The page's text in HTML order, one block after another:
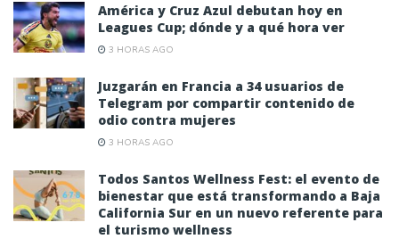
América y Cruz Azul debutan hoy en
Leagues Cup; dónde y a qué hora ver
3 HORAS AGO
Juzgarán en Francia a 34 usuarios de
Telegram por compartir contenido de
odio contra mujeres
3 HORAS AGO
Todos Santos Wellness Fest: el evento de
bienestar que está transformando a Baja
California Sur en un nuevo referente para
el turismo wellness